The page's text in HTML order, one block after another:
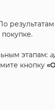
этапам:
кнопку